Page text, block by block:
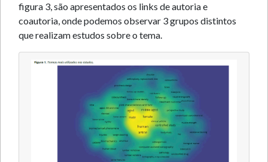
figura 3, são apresentados os links de autoria e
coautoria, onde podemos observar 3 grupos distintos
que realizam estudos sobre o tema.